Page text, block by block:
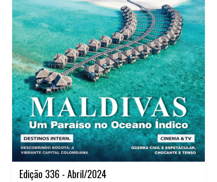
Edição 336 - Abril/2024